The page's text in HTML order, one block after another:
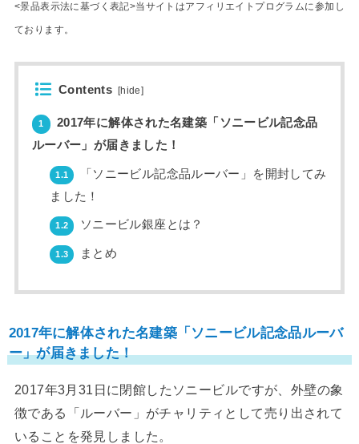
<景品表示法に基づく表記>当サイトはアフィリエイトプログラムに参加し
ております。
Contents [hide]
1
2017年に解体された名建築「ソニービル記念品
ルーバー」が届きました！
1.1
「ソニービル記念品ルーバー」を開封してみ
ました！
1.2 ソニービル銀座とは？
1.3 まとめ
2017年に解体された名建築「ソニービル記念品ルーバ
ー」が届きました！
2017年3月31日に閉館したソニービルですが、外壁の象
徴である「ルーバー」がチャリティとして売り出されて
いることを発見しました。